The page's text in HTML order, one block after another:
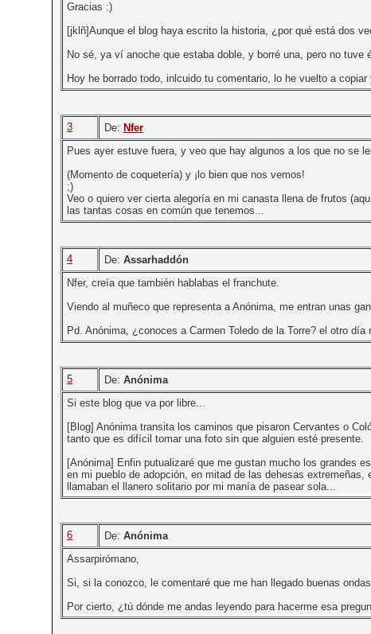
Gracias :)
[jklñ]Aunque el blog haya escrito la historia, ¿por qué está dos
No sé, ya ví anoche que estaba doble, y borré una, pero no tuve
Hoy he borrado todo, inlcuido tu comentario, lo he vuelto a
3 De: Nfer
Pues ayer estuve fuera, y veo que hay algunos a los que no se
(Momento de coquetería) y ¡lo bien que nos vemos!
;)
Veo o quiero ver cierta alegoría en mi canasta llena de frutos
las tantas cosas en común que tenemos...
4 De: Assarhaddón
Nfer, creía que también hablabas el franchute.
Viendo al muñeco que representa a Anónima, me entran unas
Pd. Anónima, ¿conoces a Carmen Toledo de la Torre? el otro
5 De: Anónima
Si este blog que va por libre...
[Blog] Anónima transita los caminos que pisaron Cervantes o
tanto que es difícil tomar una foto sin que alguien esté presente.
[Anónima] Enfin putualizaré que me gustan mucho los grandes
en mi pueblo de adopción, en mitad de las dehesas
llamaban el llanero solitario por mi manía de pasear sola...
6 De: Anónima
Assarpirómano,
Si, si la conozco, le comentaré que me han llegado buenas
Por cierto, ¿tú dónde me andas leyendo para hacerme esa